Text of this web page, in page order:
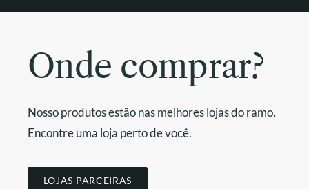
Onde comprar?
Nosso produtos estão nas melhores lojas do ramo.
Encontre uma loja perto de você.
LOJAS PARCEIRAS